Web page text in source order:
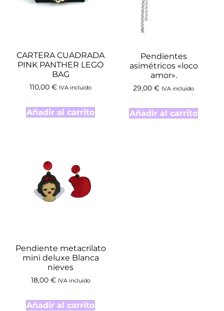
CARTERA CUADRADA
PINK PANTHER LEGO
BAG
110,00 € IVA incluido
Añadir al carrito
Pendientes
asimétricos «loco
amor».
29,00 € IVA incluido
Añadir al carrito
Pendiente metacrilato
mini deluxe Blanca
nieves
18,00 € IVA incluido
Añadir al carrito